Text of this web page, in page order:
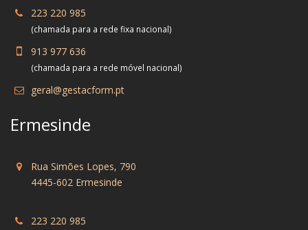
223 220 985
(chamada para a rede fixa nacional)
913 977 636
(chamada para a rede móvel nacional)
geral@gestacform.pt
Ermesinde
Rua Simões Lopes, 790
4445-602 Ermesinde
223 220 985